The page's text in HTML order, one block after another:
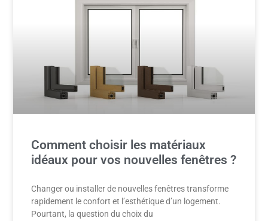
Comment choisir les matériaux
idéaux pour vos nouvelles fenêtres ?
Changer ou installer de nouvelles fenêtres transforme
rapidement le confort et l’esthétique d’un logement.
Pourtant, la question du choix du